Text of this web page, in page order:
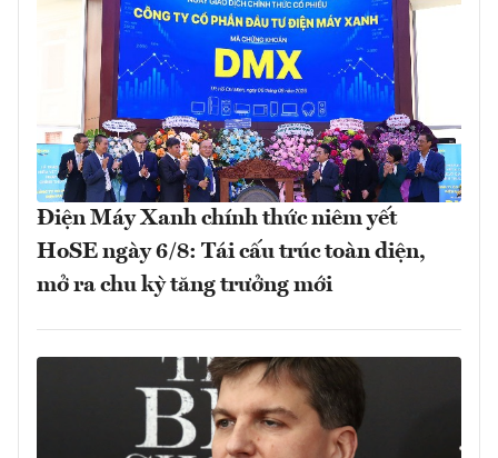
Điện Máy Xanh chính thức niêm yết
HoSE ngày 6/8: Tái cấu trúc toàn diện,
mở ra chu kỳ tăng trưởng mới